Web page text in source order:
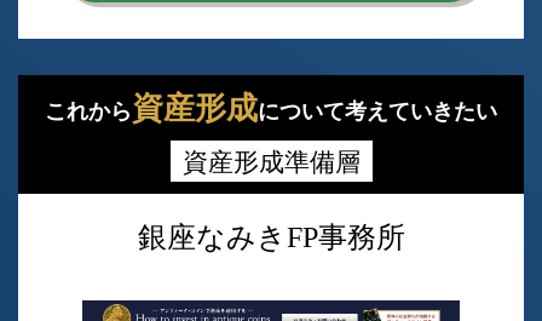
これから資産形成について考えていきたい
資産形成準備層
銀座なみきFP事務所